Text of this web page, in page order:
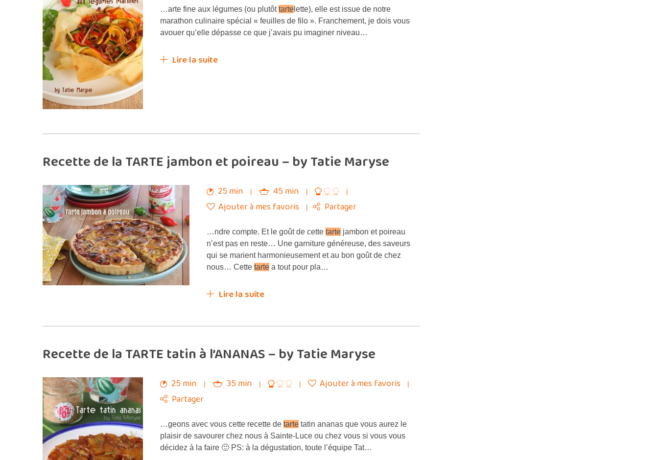
…arte fine aux légumes (ou plutôttarte lette), elle est issue de notre
marathon culinaire spécial « feuilles de filo ». Franchement, je dois vous
avouer qu’elle dépasse ce que j’avais pu imaginer niveau…
Lire la suite
Recette de la TARTE jambon et poireau – by Tatie Maryse
25 min
45 min
Ajouter à mes favoris
Partager
…ndre compte. Et le goût de cette tarte jambon et poireau
n’est pas en reste… Une garniture généreuse, des saveurs
qui se marient harmonieusement et au bon goût de chez
nous… Cette tarte a tout pour pla…
Lire la suite
Recette de la TARTE tatin à l’ANANAS – by Tatie Maryse
25 min 35 min
Ajouter à mes favoris
Partager
…geons avec vous cette recette de tarte tatin ananas que vous aurez le
plaisir de savourer chez nous à Sainte-Luce ou chez vous si vous vous
décidez à la faire 🙂 PS: à la dégustation, toute l’équipe Tat…